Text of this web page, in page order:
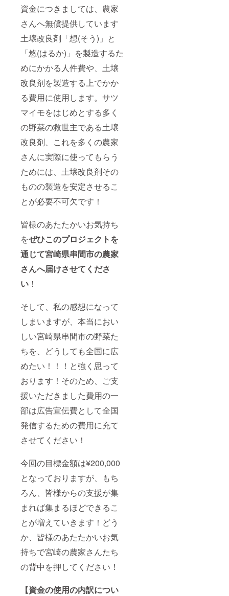
資金につきましては、農家
さんへ無償提供しています
土壌改良剤「想(そう)」と
「悠(はるか)」を製造するた
めにかかる人件費や、土壌
改良剤を製造する上でかか
る費用に使用します。サツ
マイモをはじめとする多く
の野菜の救世主である土壌
改良剤、これを多くの農家
さんに実際に使ってもらう
ためには、土壌改良剤その
ものの製造を安定させるこ
とが必要不可欠です！
皆様のあたたかいお気持ち
をぜひこのプロジェクトを
通じて宮崎県串間市の農家
さんへ届けさせてくださ
い ！
そして、私の感想になって
しまいますが、本当におい
しい宮崎県串間市の野菜た
ちを、どうしても全国に広
めたい！！！と強く思って
おります！そのため、ご支
援いただきました費用の一
部は広告宣伝費として全国
発信するための費用に充て
させてください！
今回の目標金額は¥200,000
となっておりますが、もち
ろん、皆様からの支援が集
まれば集まるほどできるこ
とが増えていきます！どう
か、皆様のあたたかいお気
持ちで宮崎の農家さんたち
の背中を押してください！
【資金の使用の内訳につい